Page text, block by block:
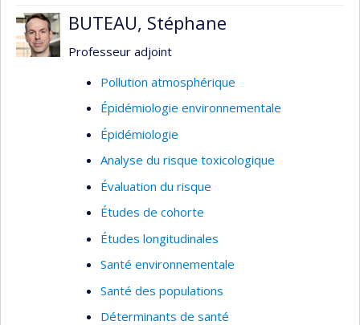
clinique. Il enseigne également à l’Université
Paris-Sud/Paris-Saclay.
BUTEAU, Stéphane
Professeur adjoint
Pollution atmosphérique
Épidémiologie environnementale
Épidémiologie
Analyse du risque toxicologique
Évaluation du risque
Études de cohorte
Études longitudinales
Santé environnementale
Santé des populations
Déterminants de santé